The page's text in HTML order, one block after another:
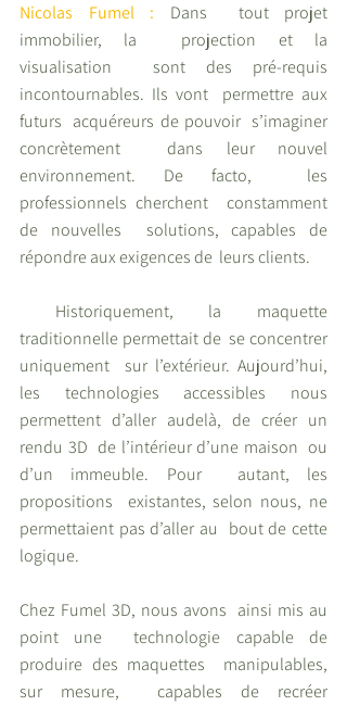
Nicolas Fumel :
Dans  tout projet
immobilier, la  projection et la
visualisation  sont des pré-requis
incontournables. Ils vont  permettre aux
futurs  acquéreurs de pouvoir  s’imaginer
concrètement  dans leur nouvel
environnement. De facto,  les
professionnels cherchent  constamment
de nouvelles  solutions, capables de
répondre aux exigences de  leurs clients.
traditionnelle permettait de  se concentrer
uniquement  sur l’extérieur. Aujourd’hui,
les technologies accessibles nous
permettent d’aller audelà, de créer un
rendu 3D  de l’intérieur d’une maison  ou
d’un immeuble. Pour  autant, les
propositions  existantes, selon nous, ne
permettaient pas d’aller au  bout de cette
logique.
Chez Fumel 3D, nous avons  ainsi mis au
point une  technologie capable de
produire des maquettes  manipulables,
sur mesure,  capables de recréer